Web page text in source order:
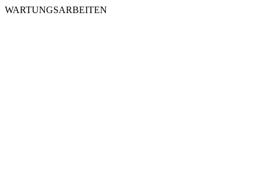
WARTUNGSARBEITEN